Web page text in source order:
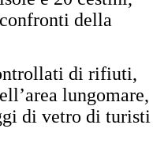
della
di rifiuti,
lungomare,
di vetro di turisti